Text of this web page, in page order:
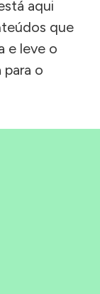
aqui
que
e leve o
o